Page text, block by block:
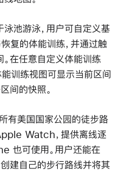
泳池游泳，用户可自定义基
复的体能训练，并通过触
在任意自定义体能训练
训练视图可显示当前区间
间的快照。
有美国国家公园的徒步路
Watch，提供离线逐
也可使用。用户还能在
建自己的步行路线并将其